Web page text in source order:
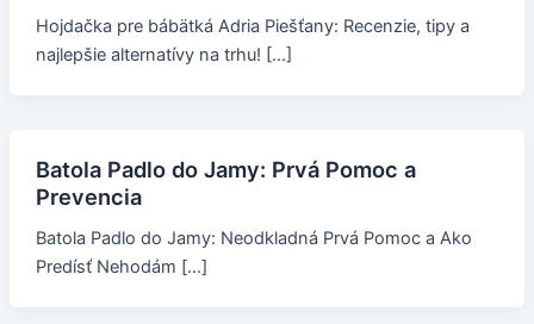
Hojdačka pre bábätká Adria Piešťany: Recenzie, tipy a
najlepšie alternatívy na trhu! […]
Batola Padlo do Jamy: Prvá Pomoc a
Prevencia
Batola Padlo do Jamy: Neodkladná Prvá Pomoc a Ako
Predísť Nehodám […]